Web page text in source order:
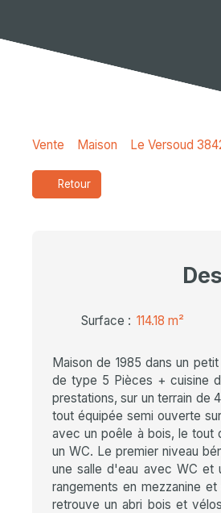
Vente Maison Le Versoud
Retour
Surface : 114.18 m²
Maison de 1985 dans un
de type 5 Pièces + cuisine
prestations, sur un terrain de
tout équipée semi ouverte
avec un poêle à bois, le tout
un WC. Le premier niveau
une salle d'eau avec WC et
rangements en mezzanine
retrouve un abri bois et